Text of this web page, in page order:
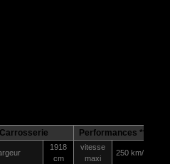
Carrosserie Performances **
1918
cm
vitesse
maxi
250 km/h